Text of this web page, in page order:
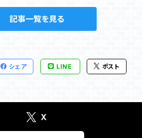
記事一覧を見る
シェア LINE ポスト
X